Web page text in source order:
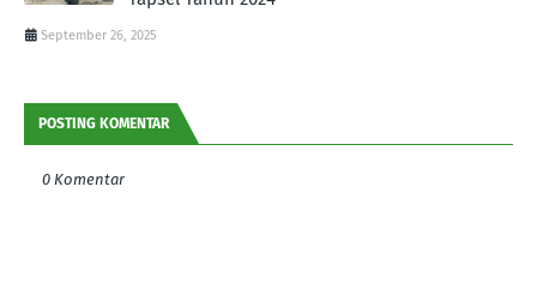
September 26, 2025
POSTING KOMENTAR
0 Komentar